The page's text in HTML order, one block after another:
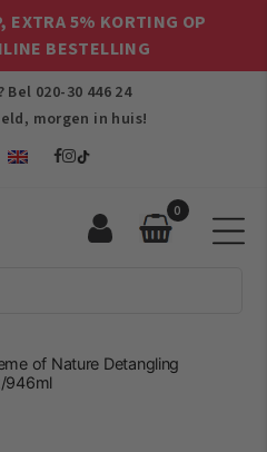
EXTRA 5% KORTING OP
BESTELLING
Bel 020-30 446 24
morgen in huis!
0
of Nature Detangling
946ml